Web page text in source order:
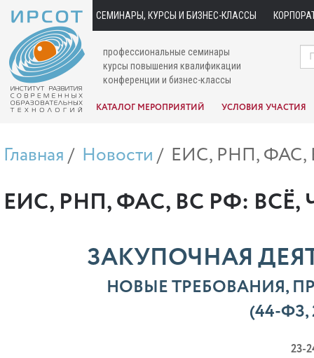
СЕМИНАРЫ, КУРСЫ И БИЗНЕС-КЛАССЫ
профессиональные семинары
курсы повышения квалификации
конференции и бизнес-классы
КАТАЛОГ МЕРОПРИЯТИЙ УСЛОВИЯ УЧАСТИЯ
Главная Новости ЕИС, РНП, ФАС,
ЕИС, РНП, ФАС, ВС РФ:
ЗАКУПОЧНАЯ
НОВЫЕ ТРЕБОВАНИЯ,
(44‑ФЗ,
23-